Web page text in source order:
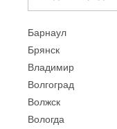
Барнаул
Брянск
Владимир
Волгоград
Волжск
Вологда